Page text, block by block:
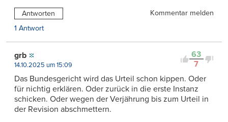
Antworten
Kommentar melden
1 Antwort
63
7
grb
14.10.2025 um 15:09
Das Bundesgericht wird das Urteil schon kippen. Oder
für nichtig erklären. Oder zurück in die erste Instanz
schicken. Oder wegen der Verjährung bis zum Urteil in
der Revision abschmettern.